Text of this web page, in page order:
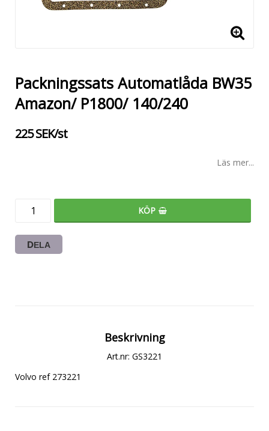
Packningssats Automatlåda BW35
Amazon/ P1800/ 140/240
225 SEK/st
Läs mer...
KÖP
DELA
Beskrivning
Art.nr: GS3221